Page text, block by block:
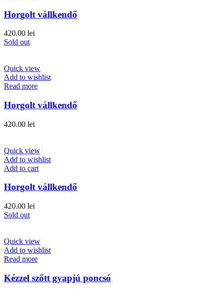
Horgolt vállkendő
420.00 lei
Sold out
Quick view
Add to wishlist
Read more
Horgolt vállkendő
420.00 lei
Quick view
Add to wishlist
Add to cart
Horgolt vállkendő
420.00 lei
Sold out
Quick view
Add to wishlist
Read more
Kézzel szőtt gyapjú poncsó